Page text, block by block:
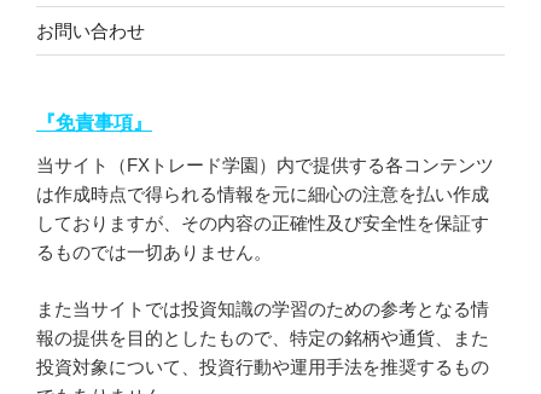
お問い合わせ
『免責事項』
当サイト（FXトレード学園）内で提供する各コンテンツ
は作成時点で得られる情報を元に細心の注意を払い作成
しておりますが、その内容の正確性及び安全性を保証す
るものでは一切ありません。
また当サイトでは投資知識の学習のための参考となる情
報の提供を目的としたもので、特定の銘柄や通貨、また
投資対象について、投資行動や運用手法を推奨するもの